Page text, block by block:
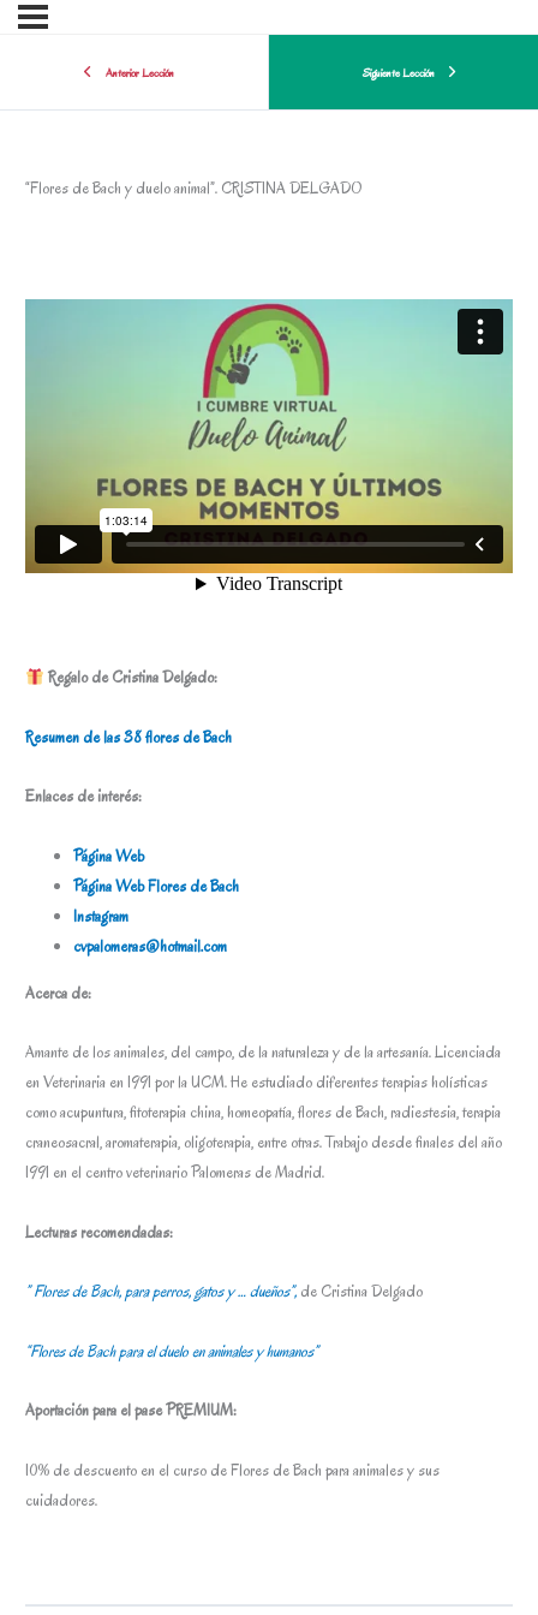
Anterior Lección Siguiente Lección
“Flores de Bach y duelo animal”. CRISTINA DELGADO
Regalo de Cristina Delgado:
Resumen de las 38 flores de Bach
Enlaces de interés:
Página Web
Página Web Flores de Bach
Instagram
cvpalomeras@hotmail.com
Acerca de:
Amante de los animales, del campo, de la naturaleza y de la artesanía. Licenciada
en Veterinaria en 1991 por la UCM. He estudiado diferentes terapias holísticas
como acupuntura, fitoterapia china, homeopatía, flores de Bach, radiestesia, terapia
craneosacral, aromaterapia, oligoterapia, entre otras. Trabajo desde finales del año
1991 en el centro veterinario Palomeras de Madrid.
Lecturas recomendadas:
” Flores de Bach, para perros, gatos y … dueños”, de Cristina Delgado
“Flores de Bach para el duelo en animales y humanos”
Aportación para el pase PREMIUM:
10% de descuento en el curso de Flores de Bach para animales y sus
cuidadores.